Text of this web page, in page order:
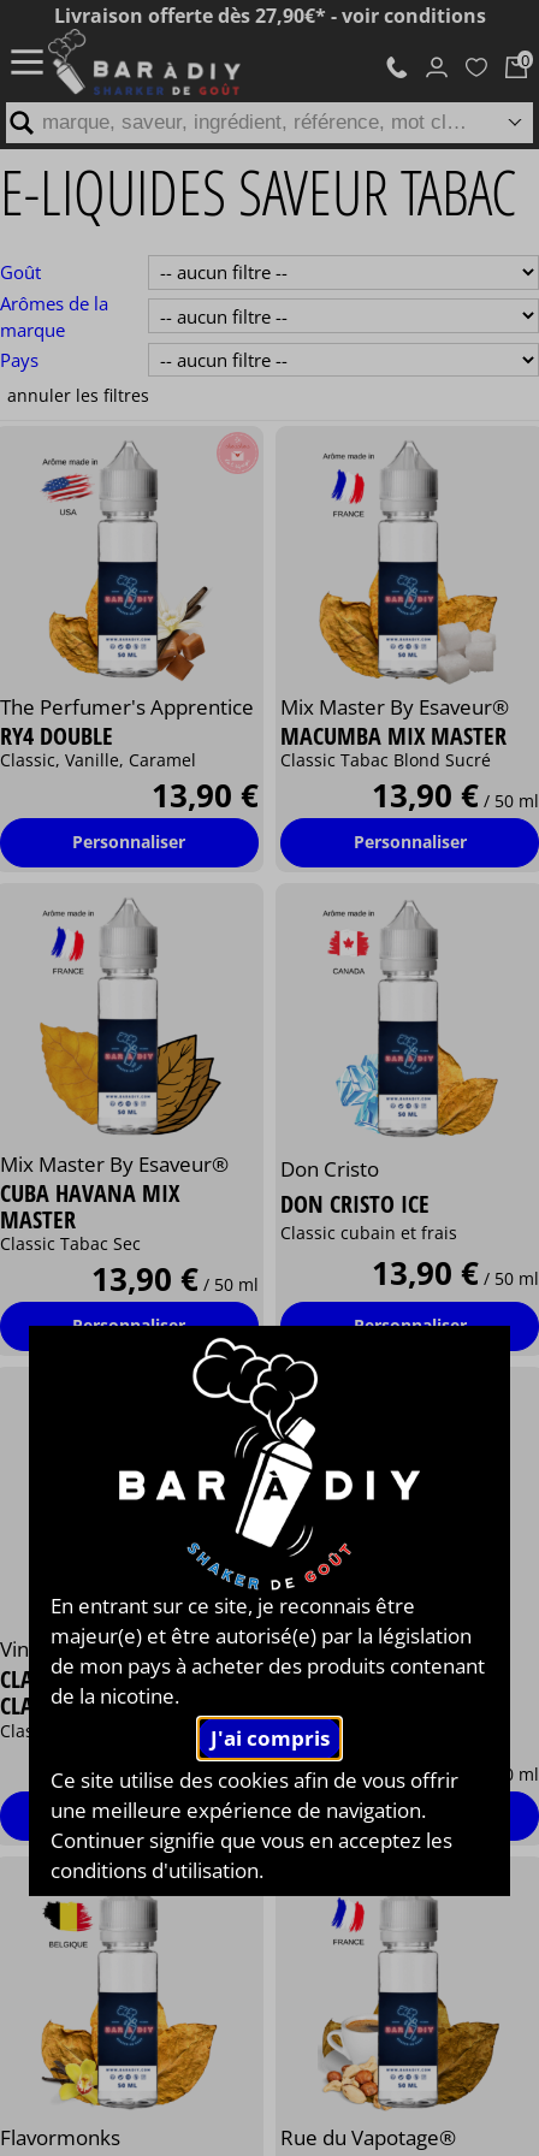
E-LIQUIDES SAVEUR TABAC
Goût
Arômes de la
marque
Pays
The Perfumer's Apprentice
RY4 DOUBLE
Classic, Vanille, Caramel
13,90 €
Personnaliser
Mix Master By Esaveur®
MACUMBA MIX MASTER
Classic Tabac Blond Sucré
13,90 € / 50 ml
Personnaliser
Mix Master By Esaveur®
CUBA HAVANA MIX
MASTER
Classic Tabac Sec
13,90 € / 50 ml
Personnaliser
Don Cristo
DON CRISTO ICE
Classic cubain et frais
13,90 € / 50 ml
Personnaliser
Vincent Dans Les Vapes®
CLASSIC MENTHE CIRKUS®
CLASSIC
Classic, Menthe verte
13,90 € / 50 ml
Personnaliser
Rope Cut®
SKIPPER
⋆⋆⋆
⋆⋆⋆
Classic, custard vanille
13,90 €
/ 50 ml
Personnaliser
Flavormonks Rue du Vapotage®
En entrant sur ce site, je reconnais être
majeur(e) et être autorisé(e) par la législation
de mon pays à acheter des produits contenant
de la nicotine.
Ce site utilise des cookies afin de vous offrir
une meilleure expérience de navigation.
Continuer signifie que vous en acceptez les
conditions d'utilisation.
Livraison offerte dès 27,90€* - voir conditions
marque, saveur, ingrédient, référence, mot clé...